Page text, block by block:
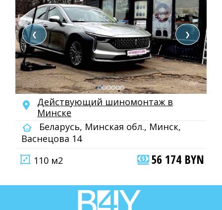
❮ ❯
Действующий шиномонтаж в
Минске
Беларусь, Минская обл., Минск,
Васнецова 14
110 м2
56 174 BYN